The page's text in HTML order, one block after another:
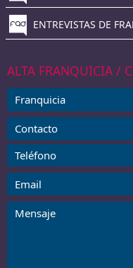
ENTREVISTAS DE
ALTA FRANQUICIA /